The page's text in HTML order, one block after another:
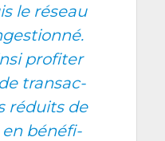
le réseau
pro­fi­ter
tran­sac­
réduits de
en béné­fi­